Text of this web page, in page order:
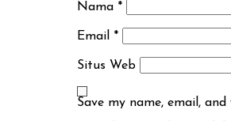
Nama *
Email *
Situs Web
Save my name, email,